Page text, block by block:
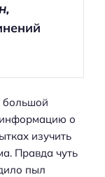
большой
информацию о
изучить
Правда чуть
пыл